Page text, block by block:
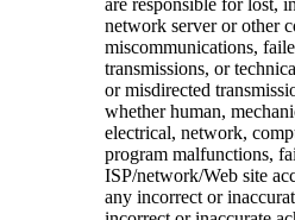
are responsible for lost,
network server or other
miscommunications,
transmissions, or
or misdirected
whether human,
electrical, network,
program malfunctions,
ISP/network/Web site
any incorrect or